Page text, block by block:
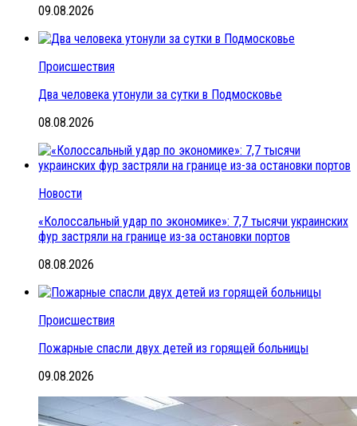
09.08.2026
Происшествия
Два человека утонули за сутки в Подмосковье
08.08.2026
Новости
«Колоссальный удар по экономике»: 7,7 тысячи украинских
фур застряли на границе из-за остановки портов
08.08.2026
Происшествия
Пожарные спасли двух детей из горящей больницы
09.08.2026